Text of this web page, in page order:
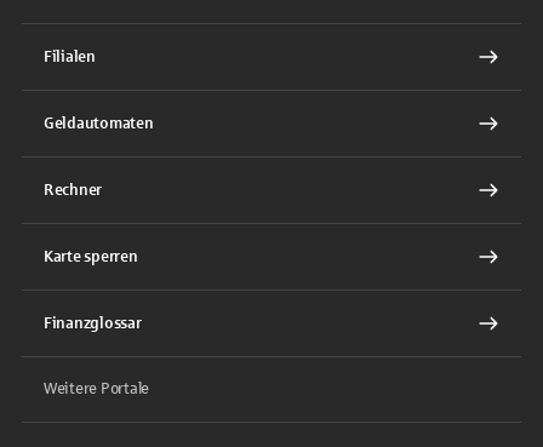
Filialen
Geldautomaten
Rechner
Karte sperren
Finanzglossar
Weitere Portale